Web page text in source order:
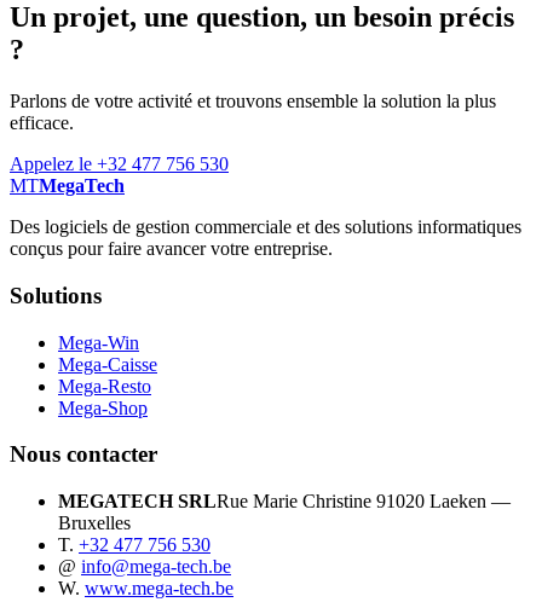
Un projet, une question, un besoin précis
?
Parlons de votre activité et trouvons ensemble la solution la plus
efficace.
Appelez le +32 477 756 530
MTMegaTech
Des logiciels de gestion commerciale et des solutions informatiques
conçus pour faire avancer votre entreprise.
Solutions
Mega-Win
Mega-Caisse
Mega-Resto
Mega-Shop
Nous contacter
MEGATECH SRLRue Marie Christine 91020 Laeken —
Bruxelles
T. +32 477 756 530
@ info@mega-tech.be
W. www.mega-tech.be